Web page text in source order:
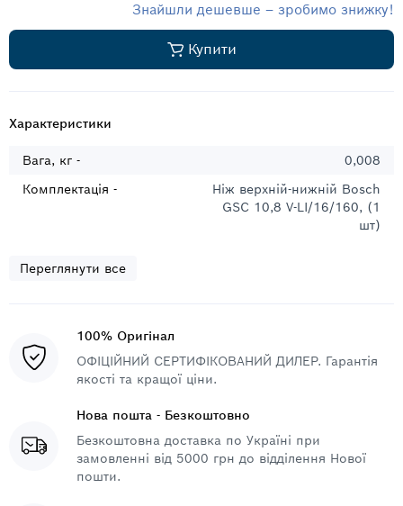
Знайшли дешевше – зробимо знижку!
Купити
Характеристики
Вага, кг -
0,008
Комплектація -
Ніж верхній-нижній Bosch
GSC 10,8 V-LI/16/160, (1
шт)
Переглянути все
100% Оригінал
ОФІЦІЙНИЙ СЕРТИФІКОВАНИЙ ДИЛЕР. Гарантія
якості та кращої ціни.
Нова пошта - Безкоштовно
Безкоштовна доставка по Україні при
замовленні від 5000 грн до відділення Нової
пошти.